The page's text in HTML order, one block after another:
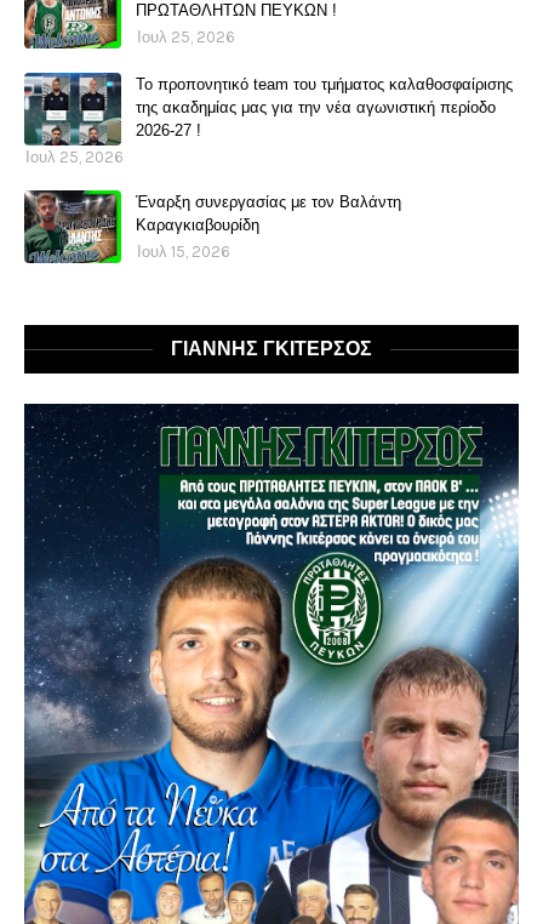
ΠΡΩΤΑΘΛΗΤΩΝ ΠΕΥΚΩΝ !
Ιουλ 25, 2026
Το προπονητικό team του τμήματος καλαθοσφαίρισης
της ακαδημίας μας για την νέα αγωνιστική περίοδο
2026-27 !
Ιουλ 25, 2026
Έναρξη συνεργασίας με τον Βαλάντη
Καραγκιαβουρίδη
Ιουλ 15, 2026
ΓΙΑΝΝΗΣ ΓΚΙΤΕΡΣΟΣ